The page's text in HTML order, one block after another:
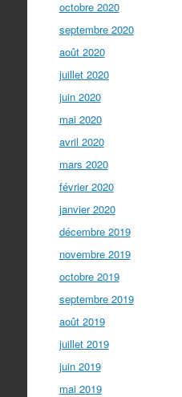
octobre 2020
septembre 2020
août 2020
juillet 2020
juin 2020
mai 2020
avril 2020
mars 2020
février 2020
janvier 2020
décembre 2019
novembre 2019
octobre 2019
septembre 2019
août 2019
juillet 2019
juin 2019
mai 2019